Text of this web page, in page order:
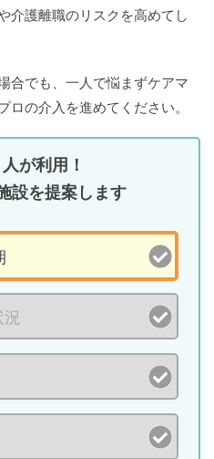
介護離職のリスクを高めてし
合でも、一人で悩まずケアマ
の介入を進めてください。
が利用！
設を提案します